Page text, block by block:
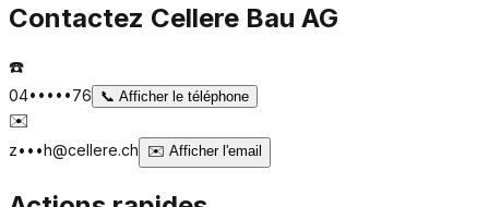
Contactez Cellere Bau AG
☎️
04•••••76 📞 Afficher le téléphone
✉️
z•••h@cellere.ch ✉️ Afficher l'email